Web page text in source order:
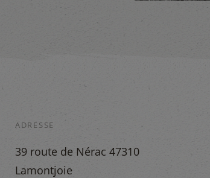
ADRESSE
39 route de Nérac 47310
Lamontjoie